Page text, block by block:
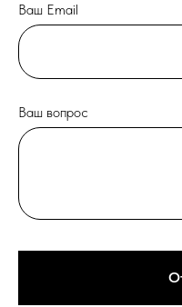
Ваш Email
Ваш вопрос